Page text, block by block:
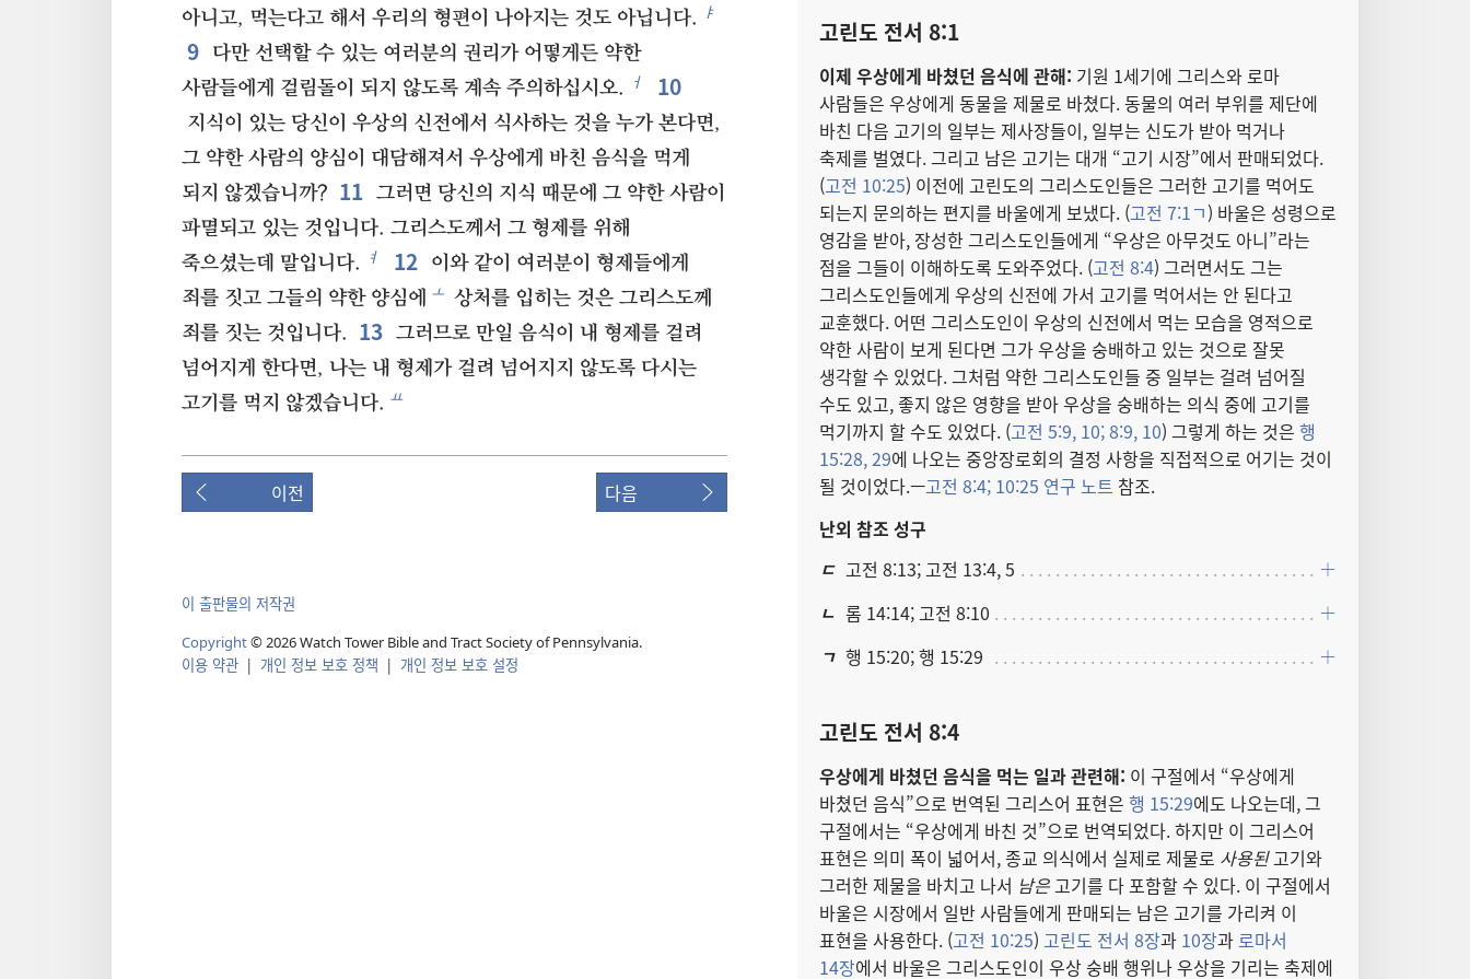
아니고, 먹는다고 해서 우리의 형편이 나아지는 것도 아닙니다. ㅑ
9
다만 선택할 수 있는 여러분의 권리가 어떻게든 약한
사람들에게 걸림돌이 되지 않도록 계속 주의하십시오. ㅓ 10
지식이 있는 당신이 우상의 신전에서 식사하는 것을 누가 본다면,
그 약한 사람의 양심이 대담해져서 우상에게 바친 음식을 먹게
되지 않겠습니까? 11 그러면 당신의 지식 때문에 그 약한 사람이
파멸되고 있는 것입니다. 그리스도께서 그 형제를 위해
죽으셨는데 말입니다. ㅕ 12
이와 같이 여러분이 형제들에게
죄를 짓고 그들의 약한 양심에 ㅗ 상처를 입히는 것은 그리스도께
죄를 짓는 것입니다.
13 그러므로 만일 음식이 내 형제를 걸려
넘어지게 한다면, 나는 내 형제가 걸려 넘어지지 않도록 다시는
고기를 먹지 않겠습니다. ㅛ
이전 다음
이 출판물의 저작권
Copyright© 2026Watch Tower Bible and Tract Society of Pennsylvania.
이용 약관 | 개인 정보 보호 정책 | 개인 정보 보호 설정
고린도 전서 8:1
이제 우상에게 바쳤던 음식에 관해: 기원 1세기에 그리스와 로마
사람들은 우상에게 동물을 제물로 바쳤다. 동물의 여러 부위를 제단에
바친 다음 고기의 일부는 제사장들이, 일부는 신도가 받아 먹거나
축제를 벌였다. 그리고 남은 고기는 대개 “고기 시장”에서 판매되었다.
(고전 10:25) 이전에 고린도의 그리스도인들은 그러한 고기를 먹어도
되는지 문의하는 편지를 바울에게 보냈다. (고전 7:1ㄱ) 바울은 성령으로
영감을 받아, 장성한 그리스도인들에게 “우상은 아무것도 아니”라는
점을 그들이 이해하도록 도와주었다. (고전 8:4) 그러면서도 그는
그리스도인들에게 우상의 신전에 가서 고기를 먹어서는 안 된다고
교훈했다. 어떤 그리스도인이 우상의 신전에서 먹는 모습을 영적으로
약한 사람이 보게 된다면 그가 우상을 숭배하고 있는 것으로 잘못
생각할 수 있었다. 그처럼 약한 그리스도인들 중 일부는 걸려 넘어질
수도 있고, 좋지 않은 영향을 받아 우상을 숭배하는 의식 중에 고기를
먹기까지 할 수도 있었다. (고전 5:9, 10;8:9, 10) 그렇게 하는 것은 행
15:28, 29에 나오는 중앙장로회의 결정 사항을 직접적으로 어기는 것이
될 것이었다.—고전 8:4; 10:25 연구 노트 참조.
난외 참조 성구
ㄷ 고전 8:13; 고전 13:4, 5
ㄴ 롬 14:14; 고전 8:10
ㄱ 행 15:20; 행 15:29
고린도 전서 8:4
우상에게 바쳤던 음식을 먹는 일과 관련해: 이 구절에서 “우상에게
바쳤던 음식”으로 번역된 그리스어 표현은 행 15:29에도 나오는데, 그
구절에서는 “우상에게 바친 것”으로 번역되었다. 하지만 이 그리스어
표현은 의미 폭이 넓어서, 종교 의식에서 실제로 제물로 사용된고기와
그러한 제물을 바치고 나서 남은고기를 다 포함할 수 있다. 이 구절에서
바울은 시장에서 일반 사람들에게 판매되는 남은 고기를 가리켜 이
표현을 사용한다. (고전 10:25) 고린도 전서 8장과 10장과로마서
14장에서 바울은 그리스도인이 우상 숭배 행위나 우상을 기리는 축제에